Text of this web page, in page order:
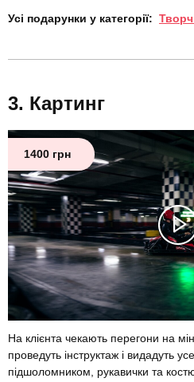
Усі подарунки у категорії:
Картинг
1400 грн
На клієнта чекають перегони на
проведуть інструктаж і видадуть
підшоломником, рукавички та